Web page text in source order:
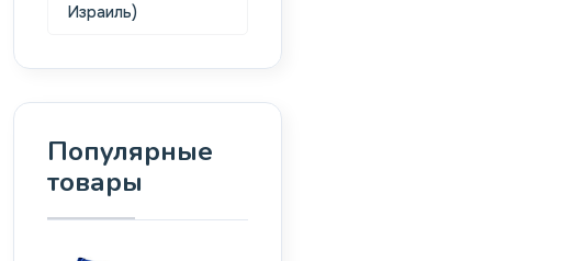
Израиль)
Популярные
товары